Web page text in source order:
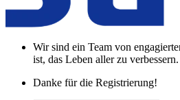
Wir sind ein Team von
ist, das Leben aller zu verbessern.
Danke für die Registrierung!